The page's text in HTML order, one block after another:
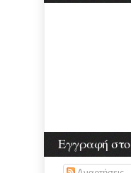
Εγγραφή στο